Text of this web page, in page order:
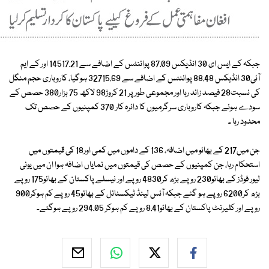
جبکہ کے ایس ای 30 انڈیکس 87.09 پوائنٹس کے اضافے سے 14517.21 اور کے ایم
آئی30 انڈیکس 88.48 پوائنٹس کے اضافے سے 32715.69 ہوگیا، کاروباری حجم منگل
کی نسبت28 فیصد زائد رہا اور مجموعی طور پر 21 کروڑ98 لاکھ 75 ہزار380 حصص کے
سودے ہوئے جبکہ کاروباری سرگرمیوں کا دائرہ کار 370 کمپنیوں کے حصص تک
محدود رہا ۔
جن میں217 کے بھائو میں اضافہ، 136 کے داموں میں کمی اور18 کی قیمتوں میں
استحکام رہا، جن کمپنیوں کے حصص کی قیمتوں میں نمایاں اضافہ ہوا ان میں یونی
لیور فوڈز کے بھائو230 روپے بڑھ کر4830 روپے اور نیسلے پاکستان کے بھائو175 روپے
بڑھ کر6200 روپے ہو گئے جبکہ آئس لینڈ ٹیکسٹائل کے بھائو45 روپے کم ہوکر900
روپے اور کلیرنٹ پاکستان کے بھائو8.41 روپے کم ہوکر 294.05 روپے ہوگئے۔